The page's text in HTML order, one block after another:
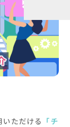
ただける 「チ